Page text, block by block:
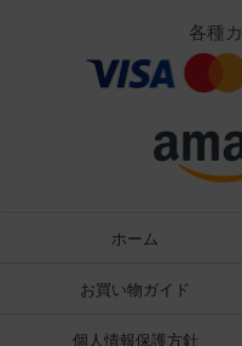
各種
ホーム
お買い物ガイド
個人情報保護方針